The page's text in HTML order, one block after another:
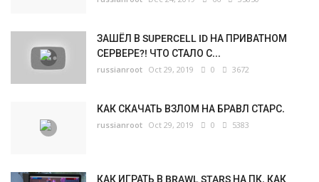
ЗАШЁЛ В SUPERCELL ID НА ПРИВАТНОМ
СЕРВЕРЕ?! ЧТО СТАЛО С...
russianroot Oct 29, 2019 0 3672
КАК СКАЧАТЬ ВЗЛОМ НА БРАВЛ СТАРС.
russianroot Oct 29, 2019 0 5383
КАК ИГРАТЬ В BRAWL STARS НА ПК. КАК